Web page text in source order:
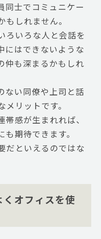
同士でコミュニケー
しれません。
ろいろな人と会話を
にはできないような
仲も深まるかもしれ
ない同僚や上司と話
リットです。
感が生まれれば、
期待できます。
だといえるのではな
オフィスを使